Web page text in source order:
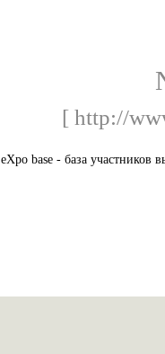
[ http://
eXpo base - база участников